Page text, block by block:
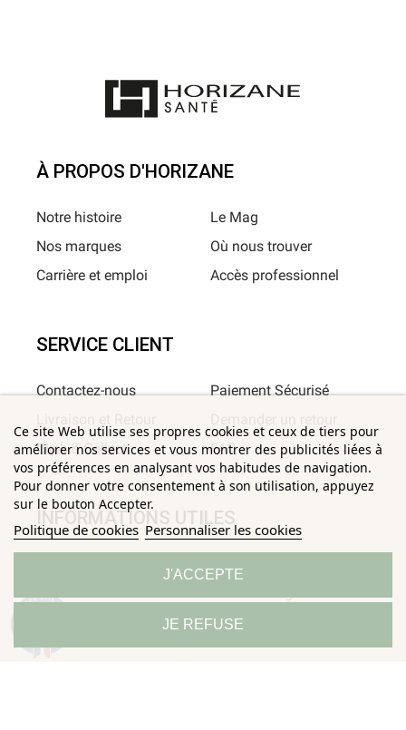
Ce site Web utilise ses propres cookies et ceux de tiers pour
améliorer nos services et vous montrer des publicités liées à
vos préférences en analysant vos habitudes de navigation.
Pour donner votre consentement à son utilisation, appuyez
sur le bouton Accepter.
Politique de cookies Personnaliser les cookies
JE REFUSE
J'ACCEPTE
À PROPOS D'HORIZANE
Notre histoire
Nos marques
Carrière et emploi
Le Mag
Où nous trouver
Accès professionnel
SERVICE CLIENT
Contactez-nous
Click & Collect
Paiement Sécurisé
FAQ
INFORMATIONS UTILES
Sitemap